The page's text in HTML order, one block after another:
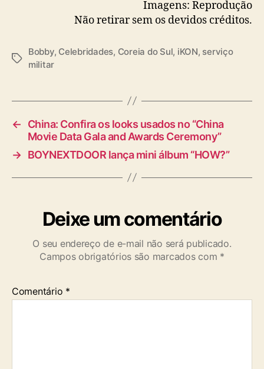
a
d
Imagens: Reprodução
Não retirar sem os devidos créditos.
T
Bobby, Celebridades, Coreia do Sul, iKON, serviço
militar
←
China: Confira os looks usados no “China
Movie Data Gala and Awards Ceremony”
→ BOYNEXTDOOR lança mini álbum “HOW?”
Deixe um comentário
O seu endereço de e-mail não será publicado.
Campos obrigatórios são marcados com *
Comentário *